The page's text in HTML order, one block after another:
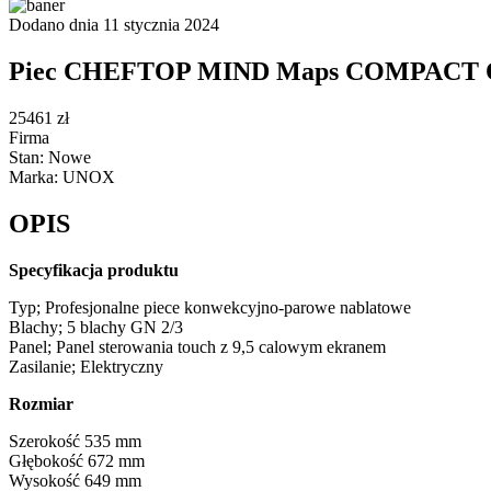
Dodano dnia 11 stycznia 2024
Piec CHEFTOP MIND Maps COMPACT
25461 zł
Firma
Stan: Nowe
Marka: UNOX
OPIS
Specyfikacja produktu
Typ; Profesjonalne piece konwekcyjno-parowe nablatowe
Blachy; 5 blachy GN 2/3
Panel; Panel sterowania touch z 9,5 calowym ekranem
Zasilanie; Elektryczny
Rozmiar
Szerokość 535 mm
Głębokość 672 mm
Wysokość 649 mm